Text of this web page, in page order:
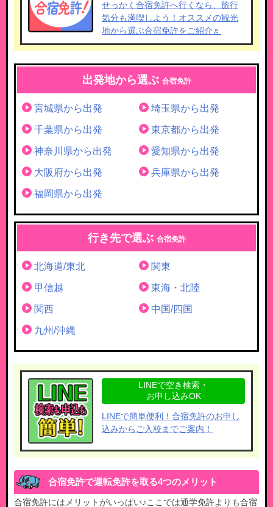
せっかく合宿免許へ行くなら、旅行
気分も満喫しよう！オススメの観光
地から選ぶ合宿免許をご紹介♬
出発地から選ぶ 合宿免許
宮城県から出発 埼玉県から出発
千葉県から出発 東京都から出発
神奈川県から出発 愛知県から出発
大阪府から出発 兵庫県から出発
福岡県から出発
行き先で選ぶ 合宿免許
北海道/東北 関東
甲信越 東海・北陸
関西 中国/四国
九州/沖縄
LINEで空き検索・
お申し込みOK
LINEで簡単便利！合宿免許のお申し
込みからご入校までご案内！
合宿免許で運転免許を取る4つのメリット
合宿免許にはメリットがいっぱい♪ここでは通学免許よりも合宿